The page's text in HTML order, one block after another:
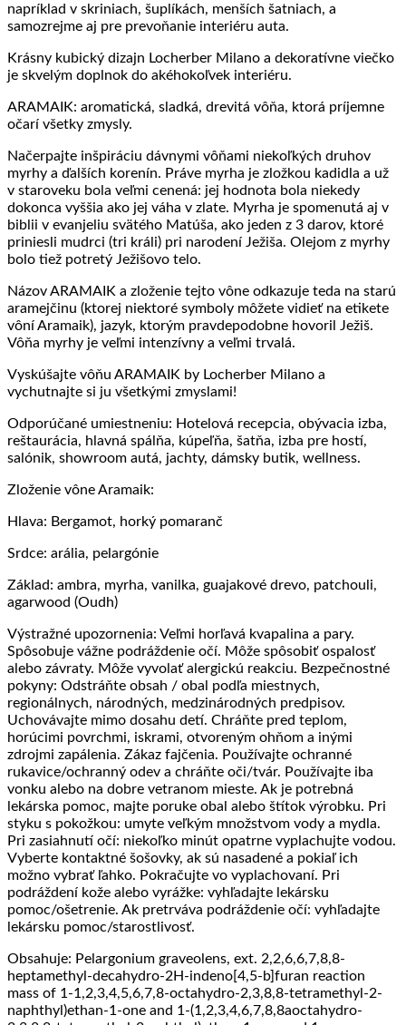
napríklad v skriniach, šuplíkách, menších šatniach, a
samozrejme aj pre prevoňanie interiéru auta.
Krásny kubický dizajn Locherber Milano a dekoratívne viečko
je skvelým doplnok do akéhokoľvek interiéru.
ARAMAIK: aromatická, sladká, drevitá vôňa, ktorá príjemne
očarí všetky zmysly.
Načerpajte inšpiráciu dávnymi vôňami niekoľkých druhov
myrhy a ďalších korenín. Práve myrha je zložkou kadidla a už
v staroveku bola veľmi cenená: jej hodnota bola niekedy
dokonca vyššia ako jej váha v zlate. Myrha je spomenutá aj v
biblii v evanjeliu svätého Matúša, ako jeden z 3 darov, ktoré
priniesli mudrci (tri králi) pri narodení Ježiša. Olejom z myrhy
bolo tiež potretý Ježišovo telo.
Názov ARAMAIK a zloženie tejto vône odkazuje teda na starú
aramejčinu (ktorej niektoré symboly môžete vidieť na etikete
vôní Aramaik), jazyk, ktorým pravdepodobne hovoril Ježiš.
Vôňa myrhy je veľmi intenzívny a veľmi trvalá.
Vyskúšajte vôňu ARAMAIK by Locherber Milano a
vychutnajte si ju všetkými zmyslami!
Odporúčané umiestneniu: Hotelová recepcia, obývacia izba,
reštaurácia, hlavná spálňa, kúpeľňa, šatňa, izba pre hostí,
salónik, showroom autá, jachty, dámsky butik, wellness.
Zloženie vône Aramaik:
Hlava: Bergamot, horký pomaranč
Srdce: arália, pelargónie
Základ: ambra, myrha, vanilka, guajakové drevo, patchouli,
agarwood (Oudh)
Výstražné upozornenia: Veľmi horľavá kvapalina a pary.
Spôsobuje vážne podráždenie očí. Môže spôsobiť ospalosť
alebo závraty. Môže vyvolať alergickú reakciu. Bezpečnostné
pokyny: Odstráňte obsah / obal podľa miestnych,
regionálnych, národných, medzinárodných predpisov.
Uchovávajte mimo dosahu detí. Chráňte pred teplom,
horúcimi povrchmi, iskrami, otvoreným ohňom a inými
zdrojmi zapálenia. Zákaz fajčenia. Používajte ochranné
rukavice/ochranný odev a chráňte oči/tvár. Používajte iba
vonku alebo na dobre vetranom mieste. Ak je potrebná
lekárska pomoc, majte poruke obal alebo štítok výrobku. Pri
styku s pokožkou: umyte veľkým množstvom vody a mydla.
Pri zasiahnutí očí: niekoľko minút opatrne vyplachujte vodou.
Vyberte kontaktné šošovky, ak sú nasadené a pokiaľ ich
možno vybrať ľahko. Pokračujte vo vyplachovaní. Pri
podráždení kože alebo vyrážke: vyhľadajte lekársku
pomoc/ošetrenie. Ak pretrváva podráždenie očí: vyhľadajte
lekársku pomoc/starostlivosť.
Obsahuje: Pelargonium graveolens, ext. 2,2,6,6,7,8,8-
heptamethyl-decahydro-2H-indeno[4,5-b]furan reaction
mass of 1-1,2,3,4,5,6,7,8-octahydro-2,3,8,8-tetramethyl-2-
naphthyl)ethan-1-one and 1-(1,2,3,4,6,7,8,8aoctahydro-